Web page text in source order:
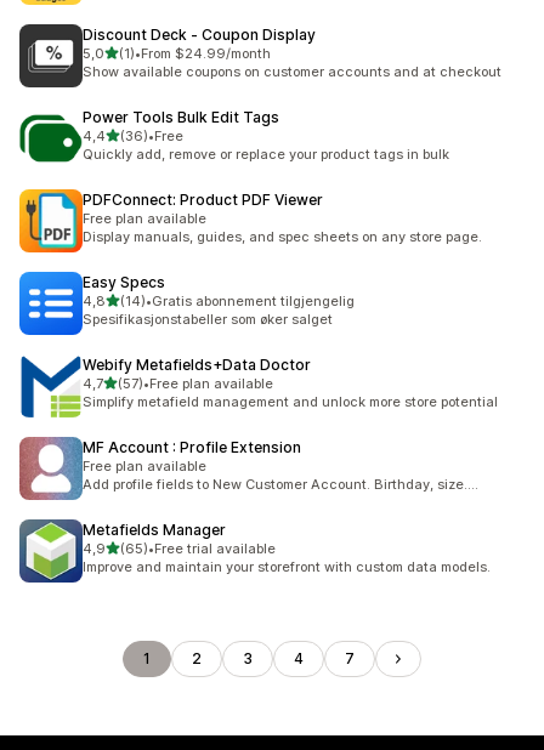
Discount Deck ‑ Coupon Display
5,0av 5 stjerner
(1)
Totalt 1 omtaler
•From $24.99/month
Show available coupons on customer accounts and at checkout
Power Tools Bulk Edit Tags
4,4av 5 stjerner
(36)
Totalt 36 omtaler
•Free
Quickly add, remove or replace your product tags in bulk
PDFConnect: Product PDF Viewer
Free plan available
Display manuals, guides, and spec sheets on any store page.
Easy Specs
4,8av 5 stjerner
(14)
Totalt 14 omtaler
•Gratis abonnement tilgjengelig
Spesifikasjonstabeller som øker salget
Webify Metafields+Data Doctor
4,7av 5 stjerner
(57)
Totalt 57 omtaler
•Free plan available
Simplify metafield management and unlock more store potential
MF Account : Profile Extension
Free plan available
Add profile fields to New Customer Account. Birthday, size....
Metafields Manager
4,9av 5 stjerner
(65)
Totalt 65 omtaler
•Free trial available
Improve and maintain your storefront with custom data models.
1 2 3 4 7